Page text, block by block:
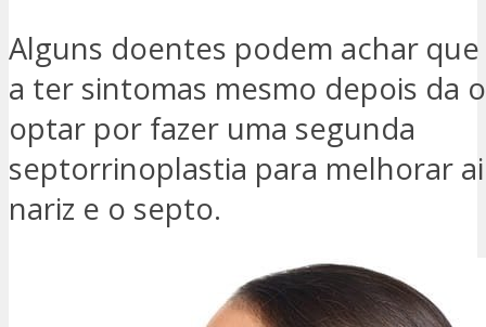
Alguns doentes podem achar
a ter sintomas mesmo depois da
optar por fazer uma segunda
septorrinoplastia para melhorar
nariz e o septo.